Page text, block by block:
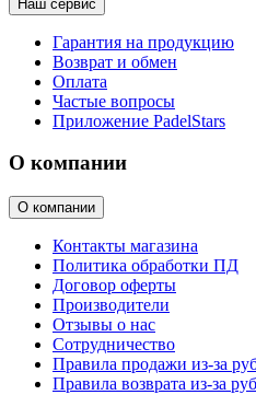
Наш сервис
Гарантия на продукцию
Возврат и обмен
Оплата
Частые вопросы
Приложение PadelStars
О компании
О компании
Контакты магазина
Политика обработки ПД
Договор оферты
Производители
Отзывы о нас
Сотрудничество
Правила продажи из-за
Правила возврата из-за